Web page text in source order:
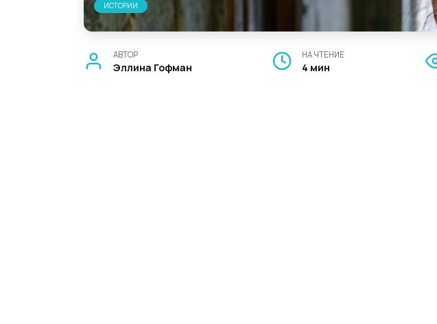
ИСТОРИИ
АВТОР
Эллина Гофман
НА ЧТЕНИЕ
4 мин